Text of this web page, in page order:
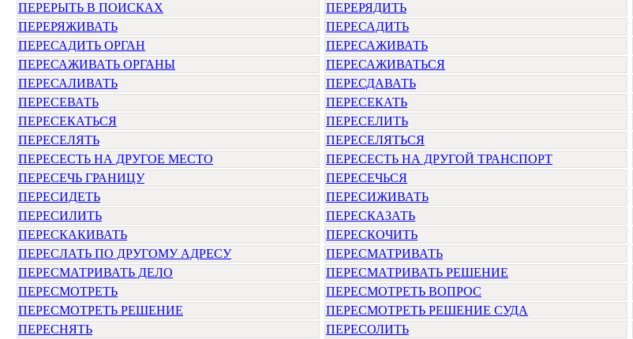
ПЕРЕРЫТЬ В ПОИСКАХ
ПЕРЕРЯДИТЬ
ПЕРЕРЯЖИВАТЬ
ПЕРЕСАДИТЬ
ПЕРЕСАДИТЬ ОРГАН
ПЕРЕСАЖИВАТЬ
ПЕРЕСАЖИВАТЬ ОРГАНЫ
ПЕРЕСАЖИВАТЬСЯ
ПЕРЕСАЛИВАТЬ
ПЕРЕСДАВАТЬ
ПЕРЕСЕВАТЬ
ПЕРЕСЕКАТЬ
ПЕРЕСЕКАТЬСЯ
ПЕРЕСЕЛИТЬ
ПЕРЕСЕЛЯТЬ
ПЕРЕСЕЛЯТЬСЯ
ПЕРЕСЕСТЬ НА ДРУГОЕ МЕСТО
ПЕРЕСЕСТЬ НА ДРУГОЙ ТРАНСПОРТ
ПЕРЕСЕЧЬ ГРАНИЦУ
ПЕРЕСЕЧЬСЯ
ПЕРЕСИДЕТЬ
ПЕРЕСИЖИВАТЬ
ПЕРЕСИЛИТЬ
ПЕРЕСКАЗАТЬ
ПЕРЕСКАКИВАТЬ
ПЕРЕСКОЧИТЬ
ПЕРЕСЛАТЬ ПО ДРУГОМУ АДРЕСУ
ПЕРЕСМАТРИВАТЬ
ПЕРЕСМАТРИВАТЬ ДЕЛО
ПЕРЕСМАТРИВАТЬ РЕШЕНИЕ
ПЕРЕСМОТРЕТЬ
ПЕРЕСМОТРЕТЬ ВОПРОС
ПЕРЕСМОТРЕТЬ РЕШЕНИЕ
ПЕРЕСМОТРЕТЬ РЕШЕНИЕ СУДА
ПЕРЕСНЯТЬ
ПЕРЕСОЛИТЬ